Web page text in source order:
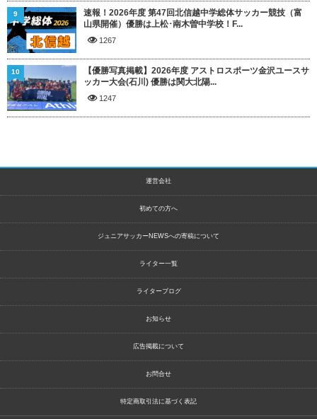
速報！2026年度 第47回北信越中学総体サッカー競技（富
山県開催）優勝は上松･南木曽中学校！F...
1267
9
【優勝写真掲載】2026年度 アストロスポーツ金沢ユースサ
ッカー大会(石川) 優勝は関大北陽...
1247
10
運営会社
初めての方へ
ジュニアサッカーNEWSへの寄稿について
ライター一覧
ライターブログ
お知らせ
広告掲載について
お問合せ
特定商取引法に基づく表記